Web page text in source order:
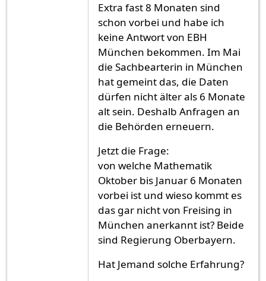
Extra fast 8 Monaten sind
schon vorbei und habe ich
keine Antwort von EBH
München bekommen. Im Mai
die Sachbearterin in München
hat gemeint das, die Daten
dürfen nicht älter als 6 Monate
alt sein. Deshalb Anfragen an
die Behörden erneuern.
Jetzt die Frage:
von welche Mathematik
Oktober bis Januar 6 Monaten
vorbei ist und wieso kommt es
das gar nicht von Freising in
München anerkannt ist? Beide
sind Regierung Oberbayern.
Hat Jemand solche Erfahrung?